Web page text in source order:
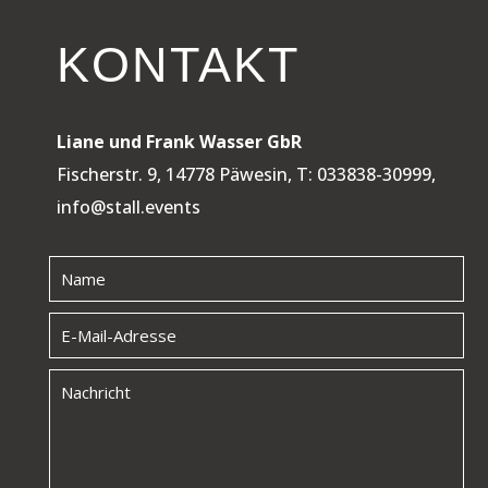
KONTAKT
Liane und Frank Wasser GbR
Fischerstr. 9, 14778 Päwesin, T: 033838-30999,
info@stall.events